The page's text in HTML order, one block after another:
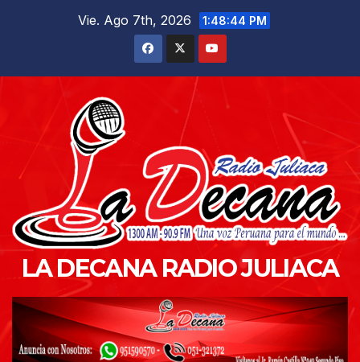
Vie. Ago 7th, 2026 1:48:45 PM
LA DECANA RADIO JULIACA